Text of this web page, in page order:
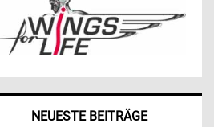
NEUESTE BEITRÄGE